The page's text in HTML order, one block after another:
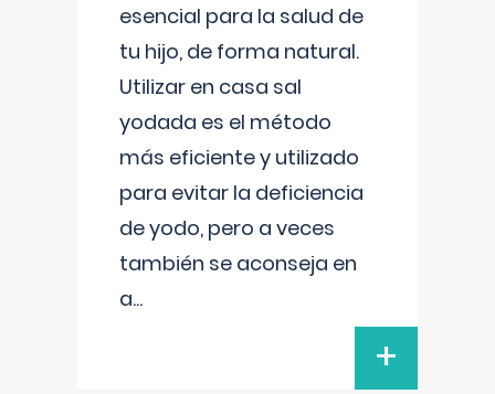
esencial para la salud de
tu hijo, de forma natural.
Utilizar en casa sal
yodada es el método
más eficiente y utilizado
para evitar la deficiencia
de yodo, pero a veces
también se aconseja en
a...
+